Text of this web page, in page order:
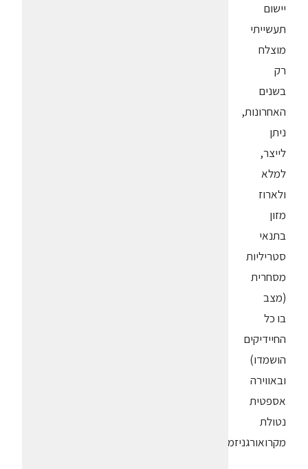
יישום
תעשייתי
מוצלח
רק
בשנים
האחרונות,
ניתן
לייצר,
למלא
ולארוז
מזון
בתנאי
סטריליות
מסחרית
(מצב
בו כל
החיידיקים
הושמדו)
ובאווירה
אספטית
נטולת
מקרואורגניזמים.